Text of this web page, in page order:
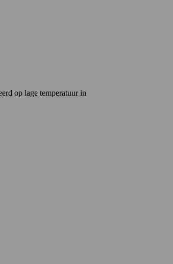
op lage temperatuur in